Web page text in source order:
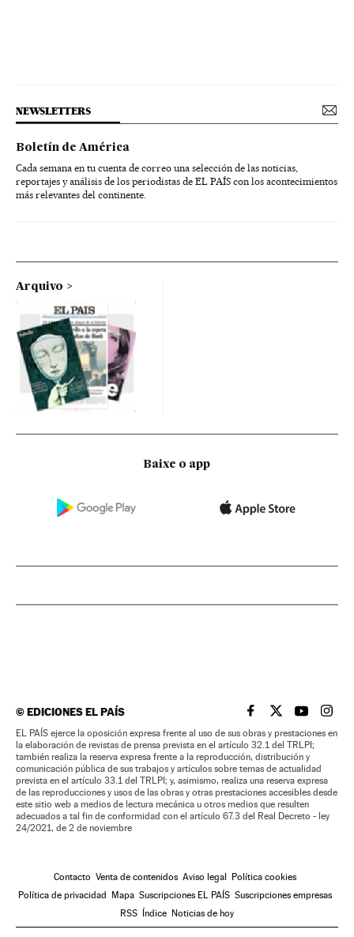
NEWSLETTERS
Boletín de América
Cada semana en tu cuenta de correo una selección de las noticias,
reportajes y análisis de los periodistas de EL PAÍS con los acontecimientos
más relevantes del continente.
Arquivo
Baixe o app
©EDICIONES EL PAÍS EL PAÍS BRASIL EN
EL PAÍSEL PAÍS
EL
EL PAÍS ejerce la oposición expresa frente al uso de sus obras y prestaciones en
la elaboración de revistas de prensa prevista en el artículo 32.1 del TRLPI;
también realiza la reserva expresa frente a la reproducción, distribución y
comunicación pública de sus trabajos y artículos sobre temas de actualidad
prevista en el artículo 33.1 del TRLPI; y, asimismo, realiza una reserva expresa
de las reproducciones y usos de las obras y otras prestaciones accesibles desde
este sitio web a medios de lectura mecánica u otros medios que resulten
adecuados a tal fin de conformidad con el artículo 67.3 del Real Decreto - ley
24/2021, de 2 de noviembre
Contacto Venta de contenidos Aviso legal
Política cookies
Política de privacidad
Mapa Suscripciones EL PAÍS Suscripciones empresas
RSS
Índice Noticias de hoy